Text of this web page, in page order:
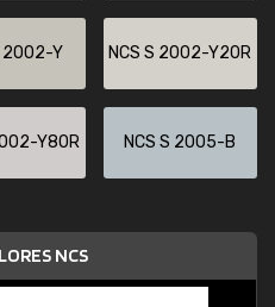
2002-Y NCS S 2002-Y20R
Y80R NCS S 2005-B
NCS